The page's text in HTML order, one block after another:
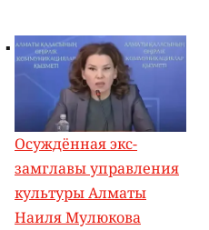
Осуждённая экс-
замглавы управления
культуры Алматы
Наиля Мулюкова